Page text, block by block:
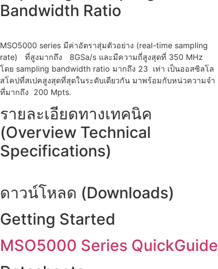
Bandwidth Ratio
MSO5000 series มีค่าอัตราสุ่มตัวอย่าง (real-time sampling
rate) ที่สูงมากถึง 8GSa/s และมีความถี่สูงสุดที่ 350 MHz
โดย sampling bandwidth ratio มากถึง 23 เท่า เป็นออสซิลโล
สโคปที่สเปคสูงสุดที่สุดในระดับเดียวกัน มาพร้อมกับหน่วความจำ
ที่มากถึง 200 Mpts.
รายละเอียดทางเทคนิค
(Overview Technical
Specifications)
ดาวน์โหลด (Downloads)
Getting Started
MSO5000 Series QuickGuide